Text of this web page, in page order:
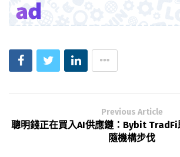
Previous Article
聰明錢正在買入AI供應鏈：Bybit TradFi
隨機構步伐